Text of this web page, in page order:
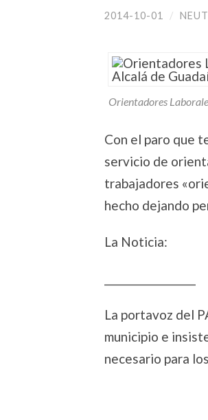
2014-10-01 /
Orientadores
Con el paro que
servicio de
trabajadores
hecho dejando
La Noticia:
La portavoz del
municipio e
necesario para